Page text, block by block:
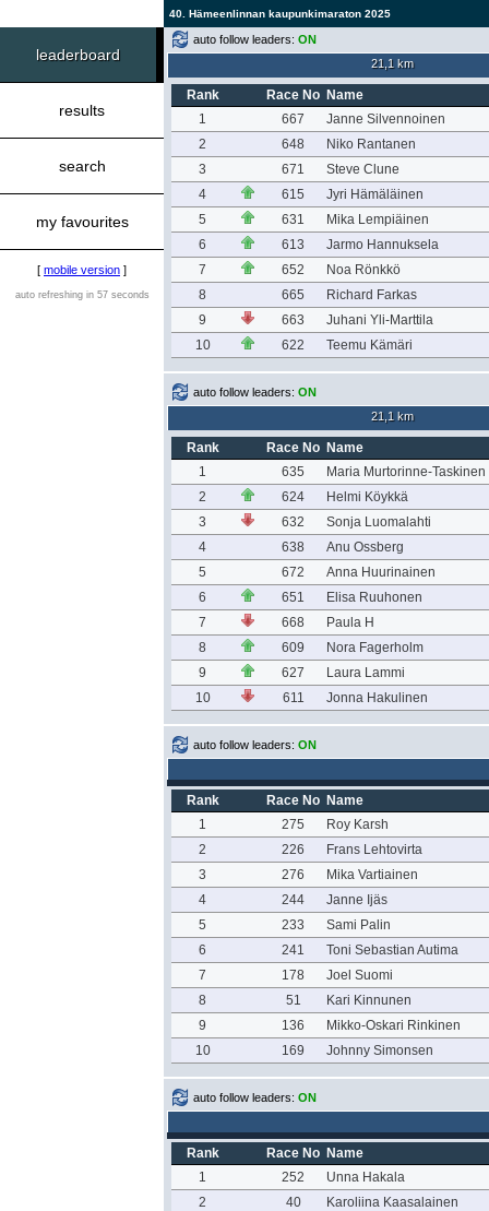
40. Hämeenlinnan kaupunkimaraton 2025
leaderboard
results
search
my favourites
[ mobile version ]
auto refreshing in 57 seconds
auto follow leaders: ON
21,1 km
Rank Race No Name
1
667
Janne Silvennoinen
2
648
Niko Rantanen
3
671
Steve Clune
4
615
Jyri Hämäläinen
5
631
Mika Lempiäinen
6
613
Jarmo Hannuksela
7
652
Noa Rönkkö
8
665
Richard Farkas
9
663
Juhani Yli-Marttila
10
622 Teemu Kämäri
auto follow leaders: ON
21,1 km
Rank Race No Name
1
635
Maria Murtorinne-Taskinen
2
624
Helmi Köykkä
3
632
Sonja Luomalahti
4
638
Anu Ossberg
5
672
Anna Huurinainen
6
651
Elisa Ruuhonen
7
668
Paula H
8
609
Nora Fagerholm
9
627
Laura Lammi
10
611 Jonna Hakulinen
auto follow leaders: ON
Rank Race No Name
1
275
Roy Karsh
2
226
Frans Lehtovirta
3
276
Mika Vartiainen
4
244
Janne Ijäs
5
233
Sami Palin
6
241
Toni Sebastian Autima
7
178
Joel Suomi
8
51
Kari Kinnunen
9
136
Mikko-Oskari Rinkinen
10
169 Johnny Simonsen
auto follow leaders: ON
Rank Race No Name
1
252
Unna Hakala
2
40
Karoliina Kaasalainen